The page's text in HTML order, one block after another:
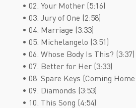
• 02. Your Mother (5:16)
• 03. Jury of One (2:58)
• 04. Marriage (3:33)
• 05. Michelangelo (3:51)
• 06. Whose Body Is This? (3:37)
• 07. Better for Her (3:33)
• 08. Spare Keys (Coming
• 09. Diamonds (3:53)
• 10. This Song (4:54)